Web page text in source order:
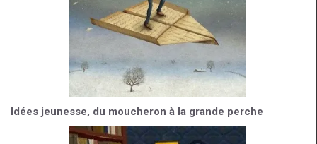
Idées jeunesse, du moucheron à la grande perche